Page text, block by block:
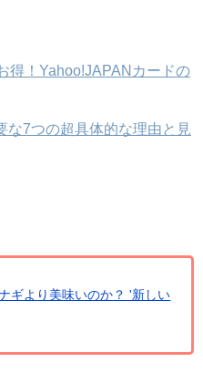
得！Yahoo!JAPANカードの
7つの超具体的な理由と見
ギより美味いのか？ '新しい